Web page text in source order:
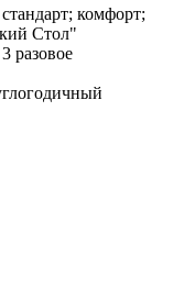
стандарт; комфорт;
Стол"
разовое